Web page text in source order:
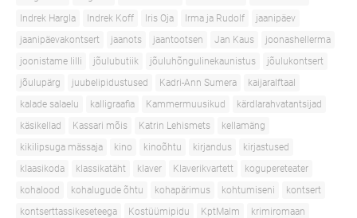
Indrek Hargla
Indrek Koff Iris Oja Irma ja Rudolf
jaanipäev
jaanipäevakontsert
jaanots jaantootsen Jan Kaus
joonashellerma
joonistame lilli
jõulubutiik jõuluhõngulinekaunistus
jõulukontsert
jõulupärg
juubelipidustused Kadri-Ann Sumera
kaijaralftaal
kalade salaelu
kalligraafia Kammermuusikud
kärdlarahvatantsijad
käsikellad
Kassari mõis Katrin Lehismets
kellamäng
kikilipsuga mässaja
kino kinoõhtu kirjandus
kirjastused
klaasikoda
klassikatäht klaver Klaverikvartett
kogupereteater
kohalood
kohalugude õhtu kohapärimus kohtumiseni
kontsert
kontserttassikeseteega
Kostüümipidu KptMalm
krimiromaan